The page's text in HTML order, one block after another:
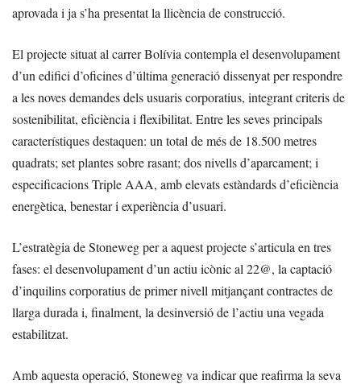
aprovada i ja s’ha presentat la llicència de construcció.
El projecte situat al carrer Bolívia contempla el desenvolupament
d’un edifici d’oficines d’última generació dissenyat per respondre
a les noves demandes dels usuaris corporatius, integrant criteris de
sostenibilitat, eficiència i flexibilitat. Entre les seves principals
característiques destaquen: un total de més de 18.500 metres
quadrats; set plantes sobre rasant; dos nivells d’aparcament; i
especificacions Triple AAA, amb elevats estàndards d’eficiència
energètica, benestar i experiència d’usuari.
L’estratègia de Stoneweg per a aquest projecte s’articula en tres
fases: el desenvolupament d’un actiu icònic al 22@, la captació
d’inquilins corporatius de primer nivell mitjançant contractes de
llarga durada i, finalment, la desinversió de l’actiu una vegada
estabilitzat.
Amb aquesta operació, Stoneweg va indicar que reafirma la seva